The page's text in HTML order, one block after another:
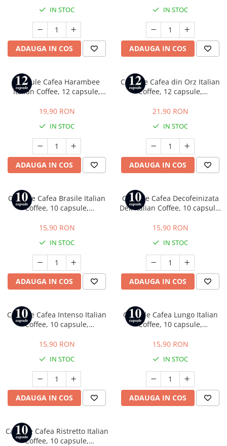
IN STOC
ADAUGA IN COS
IN STOC
ADAUGA IN COS
Capsule Cafea Harambee
Italian Coffee, 12 capsule,
Cafissimo, Caffitaly si Beanz
19,90 RON
IN STOC
ADAUGA IN COS
Capsule Cafea din Orz Italian
Coffee, 12 capsule,
Cafissimo, Caffitaly si Beanz
21,90 RON
IN STOC
ADAUGA IN COS
Capsule Cafea Brasile Italian
Coffee, 10 capsule,
Cafissimo, Caffitaly si Beanz
15,90 RON
IN STOC
ADAUGA IN COS
Capsule Cafea Decofeinizata
Dek Italian Coffee, 10 capsule,
Cafissimo, Caffitaly si Beanz
15,90 RON
IN STOC
ADAUGA IN COS
Capsule Cafea Intenso Italian
Coffee, 10 capsule,
Cafissimo, Caffitaly si Beanz
15,90 RON
IN STOC
ADAUGA IN COS
Capsule Cafea Lungo Italian
Coffee, 10 capsule,
Cafissimo, Caffitaly si Beanz
15,90 RON
IN STOC
ADAUGA IN COS
Capsule Cafea Ristretto Italian
Coffee, 10 capsule,